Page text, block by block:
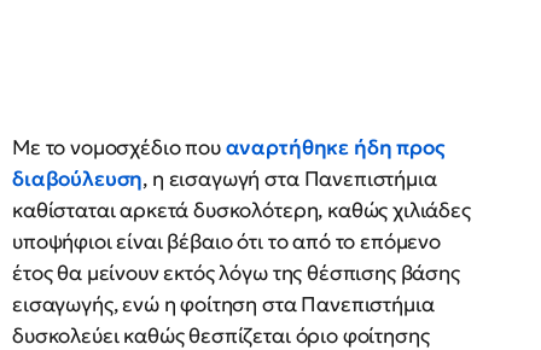
Με το νομοσχέδιο πουαναρτήθηκε ήδη προς
διαβούλευση, η εισαγωγή στα Πανεπιστήμια
καθίσταται αρκετά δυσκολότερη, καθώς χιλιάδες
υποψήφιοι είναι βέβαιο ότι το από το επόμενο
έτος θα μείνουν εκτός λόγω της θέσπισης βάσης
εισαγωγής, ενώ η φοίτηση στα Πανεπιστήμια
δυσκολεύει καθώς θεσπίζεται όριο φοίτησης